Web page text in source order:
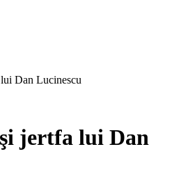
Dan Lucinescu
jertfa lui Dan